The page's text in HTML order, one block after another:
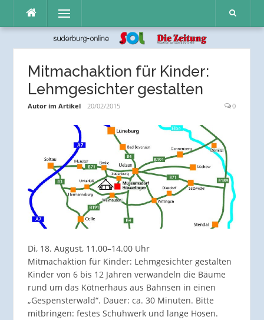
Inhalt
Menü
Mitmachaktion für Kinder:
Lehmgesichter gestalten
Autor im Artikel 20/02/2015 0
Di, 18. August, 11.00–14.00 Uhr
Mitmachaktion für Kinder: Lehmgesichter gestalten
Kinder von 6 bis 12 Jahren verwandeln die Bäume
rund um das Kötnerhaus aus Bahnsen in einen
„Gespensterwald“. Dauer: ca. 30 Minuten. Bitte
mitbringen: festes Schuhwerk und lange Hosen.